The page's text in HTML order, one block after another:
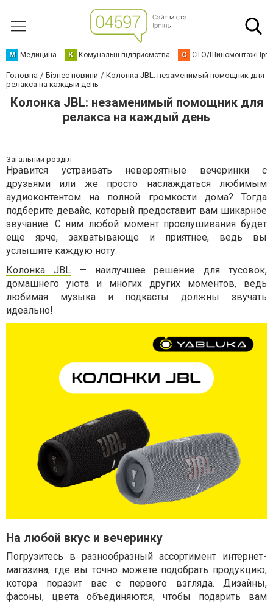
М Медицина К Комунальні підприємства С СТО/Шиномонтажі
Головна Бізнес новини
Колонка JBL: незаменимый помощник для
релакса на каждый день
Колонка JBL: незаменимый помощник для
релакса на каждый день
Загальний розділ
Нравится устраивать невероятные вечеринки с
друзьями или же просто наслаждаться любимым
аудиоконтентом на полной громкости дома? Тогда
подберите девайс, который предоставит вам шикарное
звучание. С ним любой момент прослушивания будет
еще ярче, захватывающе и приятнее, ведь вы
услышите каждую ноту.
Колонка JBL— наилучшее решение для тусовок,
домашнего уюта и многих других моментов, ведь
любимая музыка и подкасты должны звучать
идеально!
На любой вкус и вечеринку
Погрузитесь в разнообразный ассортимент интернет-
магазина, где вы точно можете подобрать продукцию,
котора поразит вас с первого взгляда. Дизайны,
фасоны, цвета объединяются, чтобы подарить вам